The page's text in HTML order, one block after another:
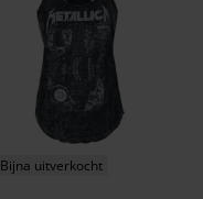
Bijna uitverkocht